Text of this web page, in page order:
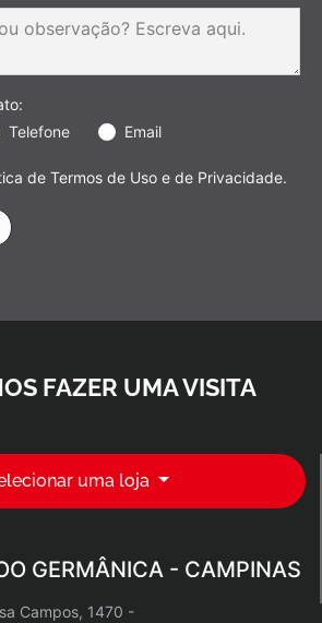
Telefone Email
de Termos de Uso e de Privacidade.
FAZER UMA VISITA
uma loja
GERMÂNICA - CAMPINAS
Campos, 1470 -